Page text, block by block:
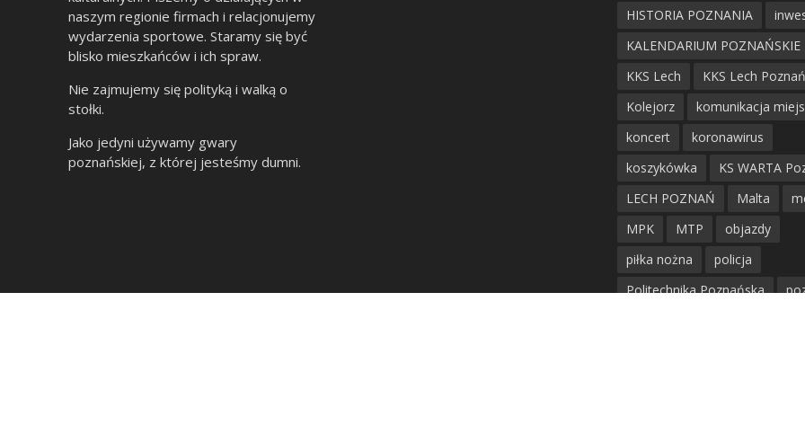
naszym regionie firmach i relacjonujemy
wydarzenia sportowe. Staramy się być
blisko mieszkańców i ich spraw.
Nie zajmujemy się polityką i walką o
stołki.
Jako jedyni używamy gwary
poznańskiej, z której jesteśmy dumni.
HISTORIA POZNANIA
KALENDARIUM POZNAŃSKIE
KKS Lech
KKS Lech Poznań
Kolejorz
komunikacja
koncert
koronawirus
koszykówka
KS WARTA
LECH POZNAŃ
Malta
MPK
MTP
objazdy
piłka nożna
policja
Politechnika Poznańska